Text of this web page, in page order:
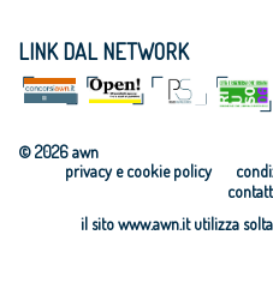
LINK DAL NETWORK
© 2026 awn
privacy e cookie policy
il sito www.awn.it utilizza